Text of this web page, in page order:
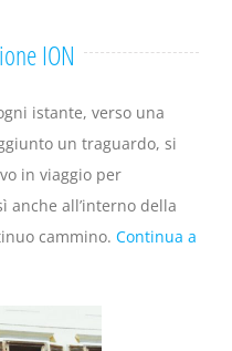
ION
istante, verso una
un traguardo, si
in viaggio per
anche all’interno della
cammino. Continua a